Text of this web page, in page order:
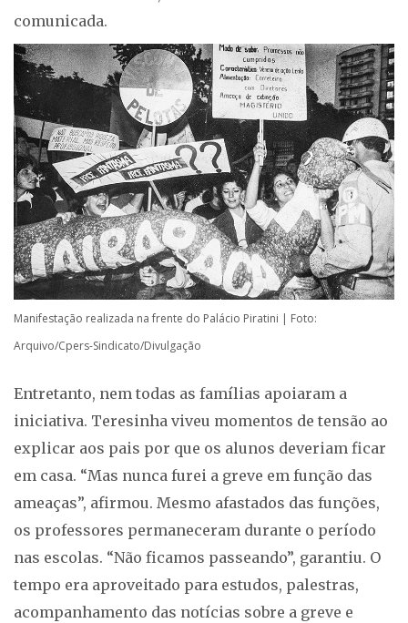
comunicada.
Manifestação realizada na frente do Palácio Piratini | Foto:
Arquivo/Cpers-Sindicato/Divulgação
Entretanto, nem todas as famílias apoiaram a
iniciativa. Teresinha viveu momentos de tensão ao
explicar aos pais por que os alunos deveriam ficar
em casa. “Mas nunca furei a greve em função das
ameaças”, afirmou. Mesmo afastados das funções,
os professores permaneceram durante o período
nas escolas. “Não ficamos passeando”, garantiu. O
tempo era aproveitado para estudos, palestras,
acompanhamento das notícias sobre a greve e